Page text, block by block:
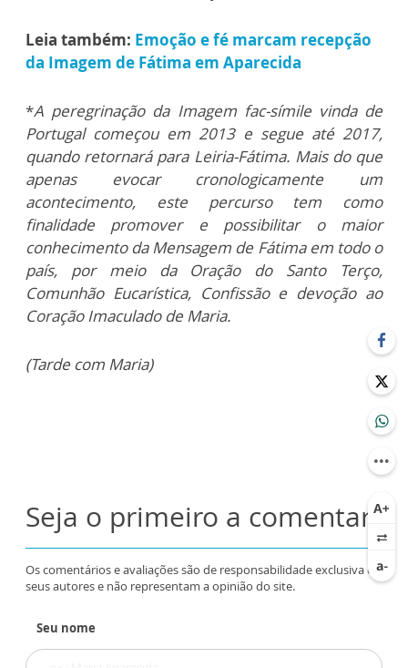
Leia também: Emoção e fé marcam recepção
da Imagem de Fátima em Aparecida
*A peregrinação da Imagem fac-símile vinda de
Portugal começou em 2013 e segue até 2017,
quando retornará para Leiria-Fátima. Mais do que
apenas evocar cronologicamente um
acontecimento, este percurso tem como
finalidade promover e possibilitar o maior
conhecimento da Mensagem de Fátima em todo o
país, por meio da Oração do Santo Terço,
Comunhão Eucarística, Confissão e devoção ao
Coração Imaculado de Maria.
(Tarde com Maria)
Seja o primeiro a comentar
Os comentários e avaliações são de responsabilidade exclusiva de
seus autores e não representam a opinião do site.
Seu nome